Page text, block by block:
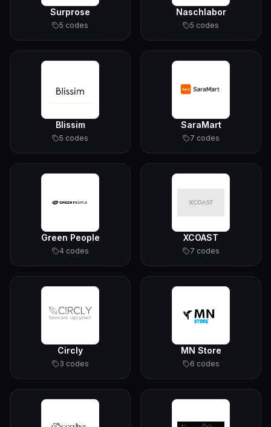
Surprose
5 codes
Naschlabor
5 codes
Blissim
5 codes
SaraMart
7 codes
Green People
4 codes
XCOAST
7 codes
Circly
3 codes
MN Store
6 codes